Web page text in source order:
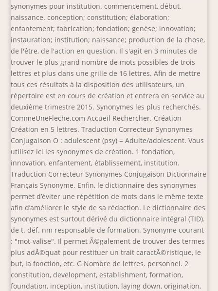
synonymes pour institution. commencement, début,
naissance. conception; constitution; élaboration;
enfantement; fabrication; fondation; genèse; innovation;
instauration; institution; naissance; production de la chose,
de l'être, de l'action en question. Il s'agit en 3 minutes de
trouver le plus grand nombre de mots possibles de trois
lettres et plus dans une grille de 16 lettres. Afin de mettre
tous ces résultats à la disposition des utilisateurs, un
répertoire est en cours de création et entrera en service au
deuxième trimestre 2015. Synonymes les plus recherchés.
CommeUneFleche.com Accueil Rechercher. Création
Création en 5 lettres. Traduction Correcteur Synonymes
Conjugaison O : adulescent (psy) = Adulte/adolescent. Vous
utilisez ici les synonymes de création. 1 fondation,
innovation, enfantement, établissement, institution.
Traduction Correcteur Synonymes Conjugaison Dictionnaire
Français Synonyme. Enfin, le dictionnaire des synonymes
permet d’éviter une répétition de mots dans le même texte
afin d’améliorer le style de sa rédaction. Le dictionnaire des
synonymes est surtout dérivé du dictionnaire intégral (TID).
de t. déf. nm responsable de formation. Synonyme courant
: "mot-valise". Il permet Ã©galement de trouver des termes
plus adÃ©quat pour restituer un trait caractÃ©ristique, le
but, la fonction, etc. G Nombre de lettres. personnel. 2
constitution, development, establishment, formation,
foundation, inception, institution, laying down, origination,